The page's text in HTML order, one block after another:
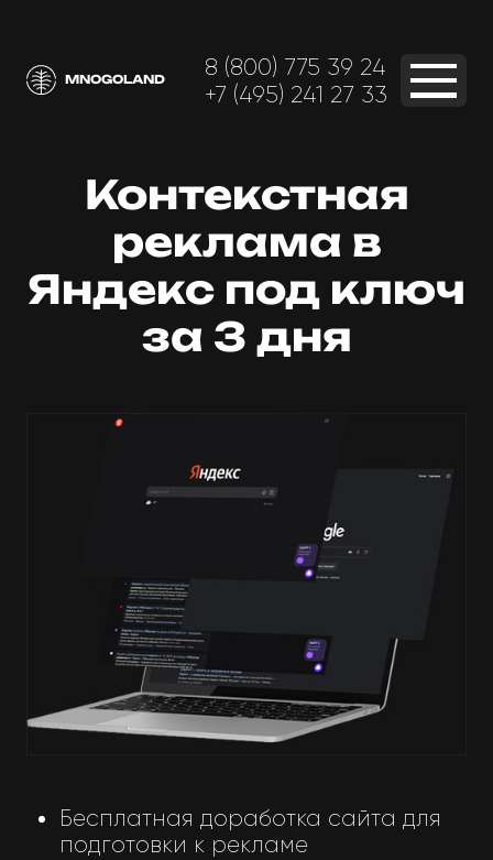
MNOGOLAND
8 (800) 775 39 24
+7 (495) 241 27 33
Контекстная
реклама в
Яндекс под ключ
за 3 дня
Бесплатная доработка сайта для
подготовки к рекламе